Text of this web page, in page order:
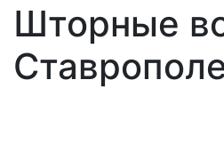
Шторные